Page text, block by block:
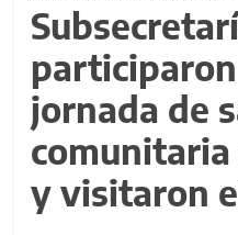
jornada de
y visitaron